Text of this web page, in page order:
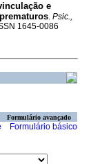
e
. Psic.,
1645-0086
Formulário avançado
Formulário básico